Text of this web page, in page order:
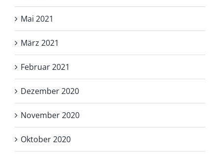
Mai 2021
März 2021
Februar 2021
Dezember 2020
November 2020
Oktober 2020